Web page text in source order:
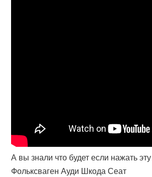
А вы знали что будет если нажать
Фольксваген Ауди Шкода Сеат